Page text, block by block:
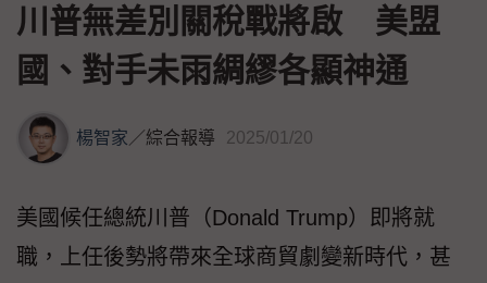
川普無差別關稅戰將啟 美盟
國、對手未雨綢繆各顯神通
楊智家／綜合報導 2025/01/20
美國候任總統川普（Donald Trump）即將就
職，上任後勢將帶來全球商貿劇變新時代，甚